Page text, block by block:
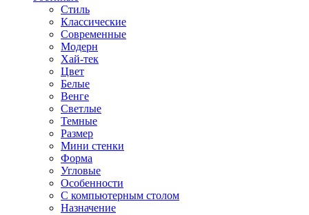
Стиль
Классические
Современные
Модерн
Хай-тек
Цвет
Белые
Венге
Светлые
Темные
Размер
Мини стенки
Форма
Угловые
Особенности
С компьютерным столом
Назначение